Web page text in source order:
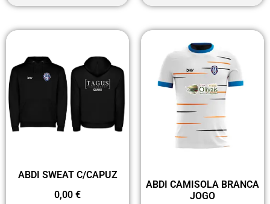
ABDI SWEAT C/CAPUZ
0,00 €
ABDI CAMISOLA BRANCA
JOGO